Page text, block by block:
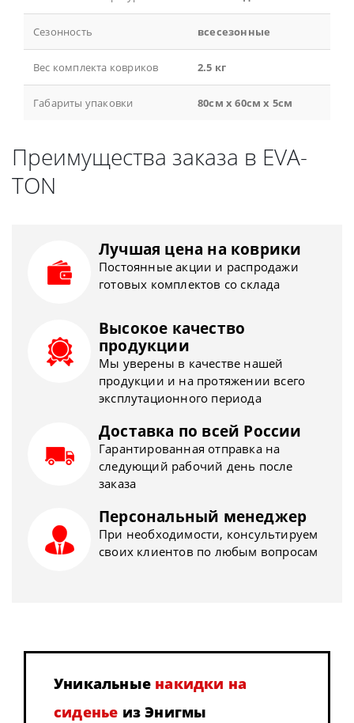
Сезонность всесезонные
Вес комплекта ковриков 2.5 кг
Габариты упаковки 80см x 60см x 5см
Преимущества заказа в EVA-
TON
Лучшая цена на коврики
Постоянные акции и распродажи
готовых комплектов со склада
Высокое качество
продукции
Мы уверены в качестве нашей
продукции и на протяжении всего
эксплутационного периода
Доставка по всей России
Гарантированная отправка на
следующий рабочий день после
заказа
Персональный менеджер
При необходимости, консультируем
своих клиентов по любым вопросам
Уникальные накидки на
сиденье из Энигмы